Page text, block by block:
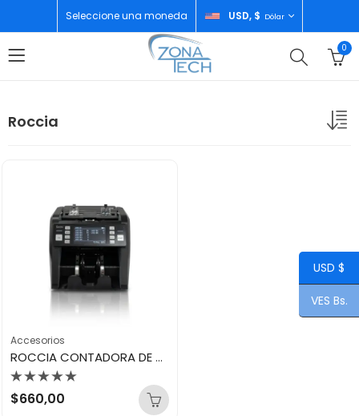
Seleccione una moneda USD, $ Dólar
0
Roccia
Accesorios
ROCCIA CONTADORA DE BILLETES INTELIGENTE PANTALLA TACTIL
Valorado
con
$660,00
USD $
VES Bs.